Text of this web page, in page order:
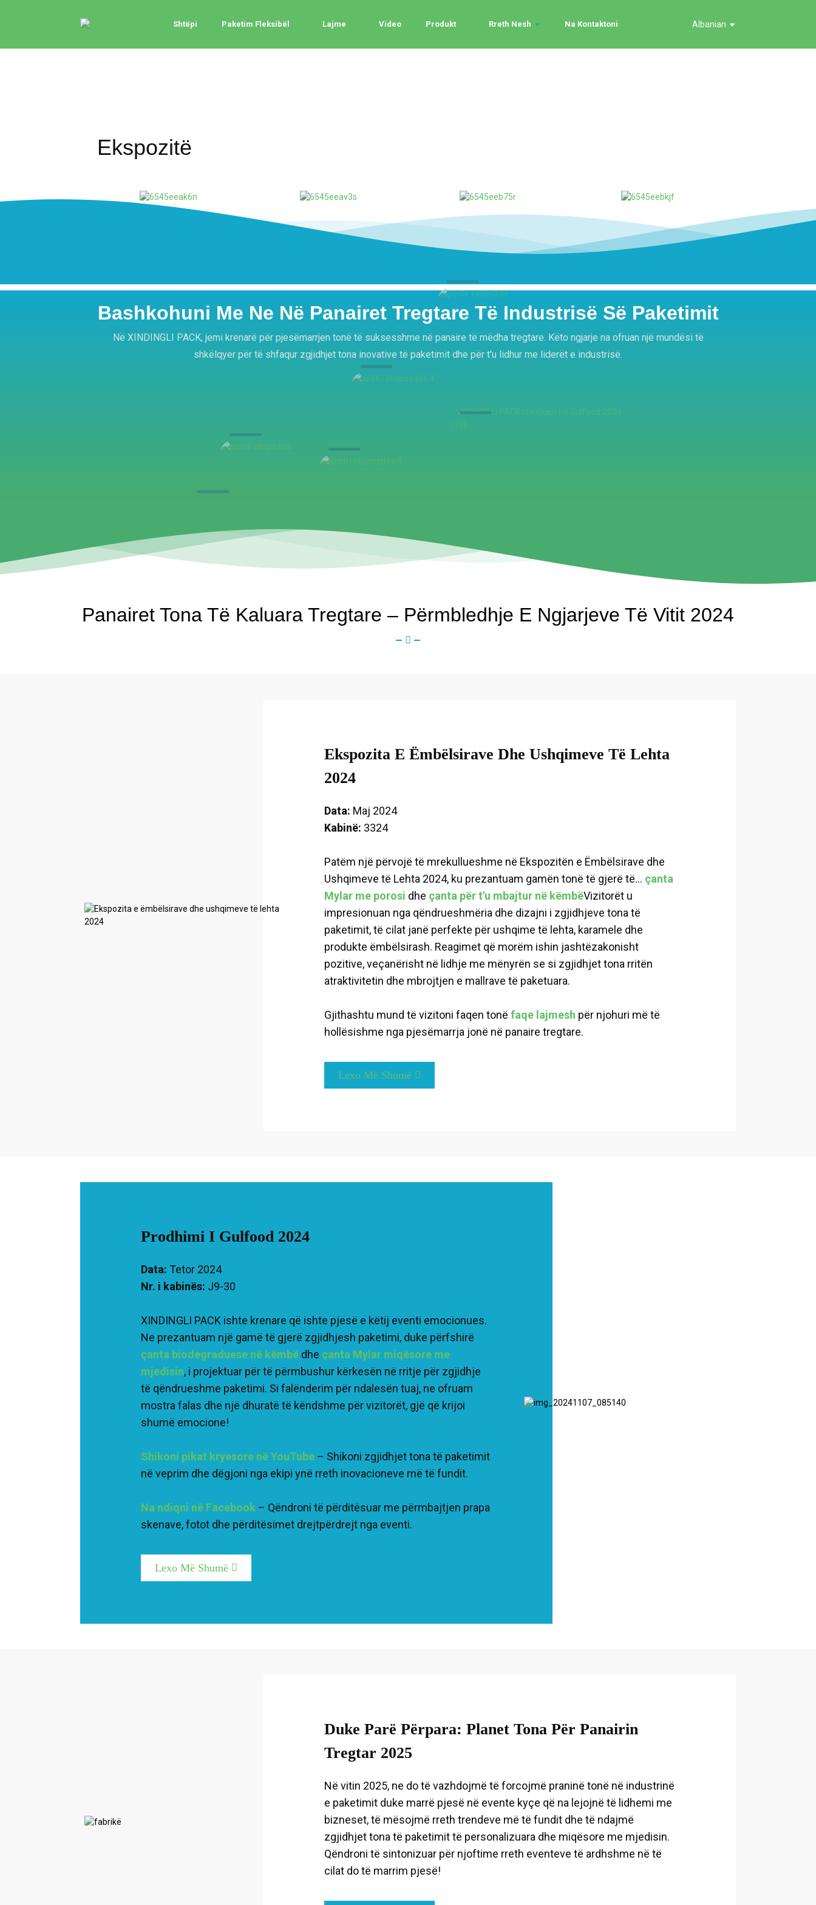
Shtëpi Paketim Fleksibël Lajme Video Produkt Rreth Nesh Na Kontaktoni Albanian
Ekspozitë
Bashkohuni Me Ne Në Panairet Tregtare Të Industrisë Së Paketimit
Në XINDINGLI PACK, jemi krenarë për pjesëmarrjen tonë të suksesshme në panaire të mëdha tregtare. Këto ngjarje na ofruan një mundësi të
shkëlqyer për të shfaqur zgjidhjet tona inovative të paketimit dhe për t'u lidhur me liderët e industrisë.
Panairet Tona Të Kaluara Tregtare – Përmbledhje E Ngjarjeve Të Vitit 2024
Ekspozita E Ëmbëlsirave Dhe Ushqimeve Të Lehta
2024
Data: Maj 2024
Kabinë: 3324
Patëm një përvojë të mrekullueshme në Ekspozitën e Ëmbëlsirave dhe
Ushqimeve të Lehta 2024, ku prezantuam gamën tonë të gjerë të... çanta
Mylar me porosi dhe çanta për t'u mbajtur në këmbëVizitorët u
impresionuan nga qëndrueshmëria dhe dizajni i zgjidhjeve tona të
paketimit, të cilat janë perfekte për ushqime të lehta, karamele dhe
produkte ëmbëlsirash. Reagimet që morëm ishin jashtëzakonisht
pozitive, veçanërisht në lidhje me mënyrën se si zgjidhjet tona rritën
atraktivitetin dhe mbrojtjen e mallrave të paketuara.
Gjithashtu mund të vizitoni faqen tonëfaqe lajmesh për njohuri më të
hollësishme nga pjesëmarrja jonë në panaire tregtare.
Lexo Më Shumë
Prodhimi I Gulfood 2024
Data: Tetor 2024
Nr. i kabinës: J9-30
XINDINGLI PACK ishte krenare që ishte pjesë e këtij eventi emocionues.
Ne prezantuam një gamë të gjerë zgjidhjesh paketimi, duke përfshirë
çanta biodegraduese në këmbë dhe çanta Mylar miqësore me
mjedisin, i projektuar për të përmbushur kërkesën në rritje për zgjidhje
të qëndrueshme paketimi. Si falënderim për ndalesën tuaj, ne ofruam
mostra falas dhe një dhuratë të këndshme për vizitorët, gjë që krijoi
shumë emocione!
Shikoni pikat kryesore në YouTube – Shikoni zgjidhjet tona të paketimit
në veprim dhe dëgjoni nga ekipi ynë rreth inovacioneve më të fundit.
Na ndiqni në Facebook – Qëndroni të përditësuar me përmbajtjen prapa
skenave, fotot dhe përditësimet drejtpërdrejt nga eventi.
Lexo Më Shumë
Duke Parë Përpara: Planet Tona Për Panairin
Tregtar 2025
Në vitin 2025, ne do të vazhdojmë të forcojmë praninë tonë në industrinë
e paketimit duke marrë pjesë në evente kyçe që na lejojnë të lidhemi me
bizneset, të mësojmë rreth trendeve më të fundit dhe të ndajmë
zgjidhjet tona të paketimit të personalizuara dhe miqësore me mjedisin.
Qëndroni të sintonizuar për njoftime rreth eventeve të ardhshme në të
cilat do të marrim pjesë!